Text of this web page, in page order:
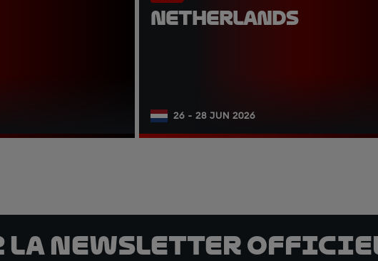
NETHERLANDS
26 - 28 JUN 2026
la Newsletter